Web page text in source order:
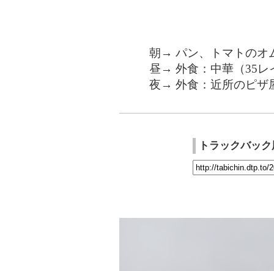
朝→ パン、トマトのオ
昼→ 外食：中華（35レ
夜→ 外食：近所のピザ
トラックバッ